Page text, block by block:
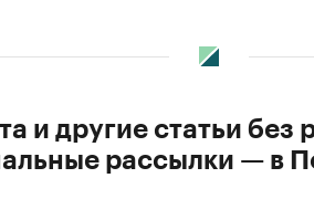
и другие статьи без
рассылки — в